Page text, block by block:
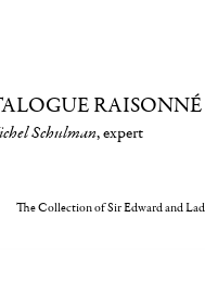
Schulman, expert
The Collection of Sir Edward and